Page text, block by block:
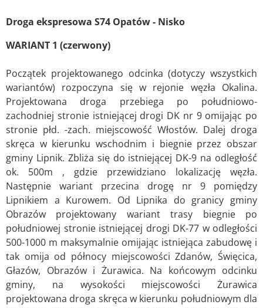
Droga ekspresowa S74 Opatów - Nisko
WARIANT 1 (czerwony)
Początek projektowanego odcinka (dotyczy wszystkich
wariantów) rozpoczyna się w rejonie węzła Okalina.
Projektowana droga przebiega po południowo-
zachodniej stronie istniejącej drogi DK nr 9 omijając po
stronie płd. -zach. miejscowość Włostów. Dalej droga
skręca w kierunku wschodnim i biegnie przez obszar
gminy Lipnik. Zbliża się do istniejącej DK-9 na odległość
ok. 500m , gdzie przewidziano lokalizację węzła.
Następnie wariant przecina drogę nr 9 pomiędzy
Lipnikiem a Kurowem. Od Lipnika do granicy gminy
Obrazów projektowany wariant trasy biegnie po
południowej stronie istniejącej drogi DK-77 w odległości
500-1000 m maksymalnie omijając istniejąca zabudowę i
tak omija od północy miejscowości Zdanów, Święcica,
Głazów, Obrazów i Żurawica. Na końcowym odcinku
gminy, na wysokości miejscowości Żurawica
projektowana droga skręca w kierunku południowym dla